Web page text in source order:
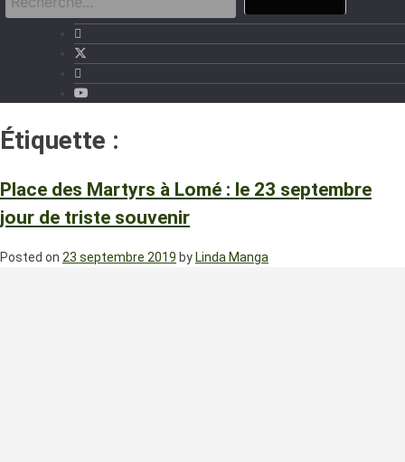
Étiquette :
Place des Martyrs à Lomé : le 23 septembre
jour de triste souvenir
Posted on 23 septembre 2019 by Linda Manga